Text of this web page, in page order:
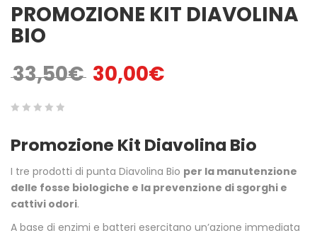
PROMOZIONE KIT DIAVOLINA
BIO
33,50€ Il prezzo originale era: 33,50€.
30,00€
out
based
on
customer
ratings
Promozione Kit Diavolina Bio
I tre prodotti di punta Diavolina Bio per la manutenzione
delle fosse biologiche e la prevenzione di sgorghi e
cattivi odori.
A base di enzimi e batteri esercitano un’azione immediata
3,50€
BUSTINE
4,00€
6,50€
ECOLOGICO 28pz